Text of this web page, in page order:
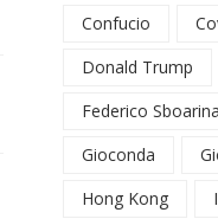
Confucio
Donald Trump
Federico Sboarina
Gioconda
Hong Kong